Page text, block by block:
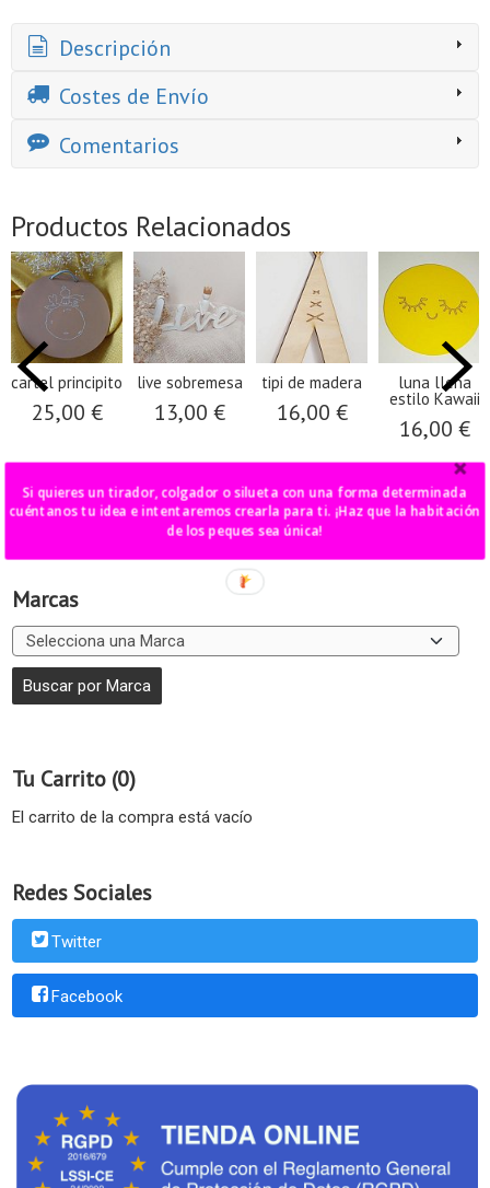
Marcas
Tu Carrito (0)
El carrito de la compra está vacío
Redes Sociales
Twitter
Facebook
Descripción
Costes de Envío
Comentarios
Productos Relacionados
cartel principito
25,00 €
live sobremesa
13,00 €
tipi de madera
16,00 €
luna llena
estilo Kawaii
16,00 €
Si quieres un tirador, colgador o silueta con una forma determinada
cuéntanos tu idea e intentaremos crearla para ti. ¡Haz que la habitación
de los peques sea única!